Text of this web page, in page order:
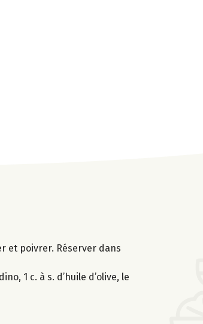
et poivrer. Réserver dans
1 c. à s. d’huile d’olive, le